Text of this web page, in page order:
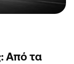
Από τα